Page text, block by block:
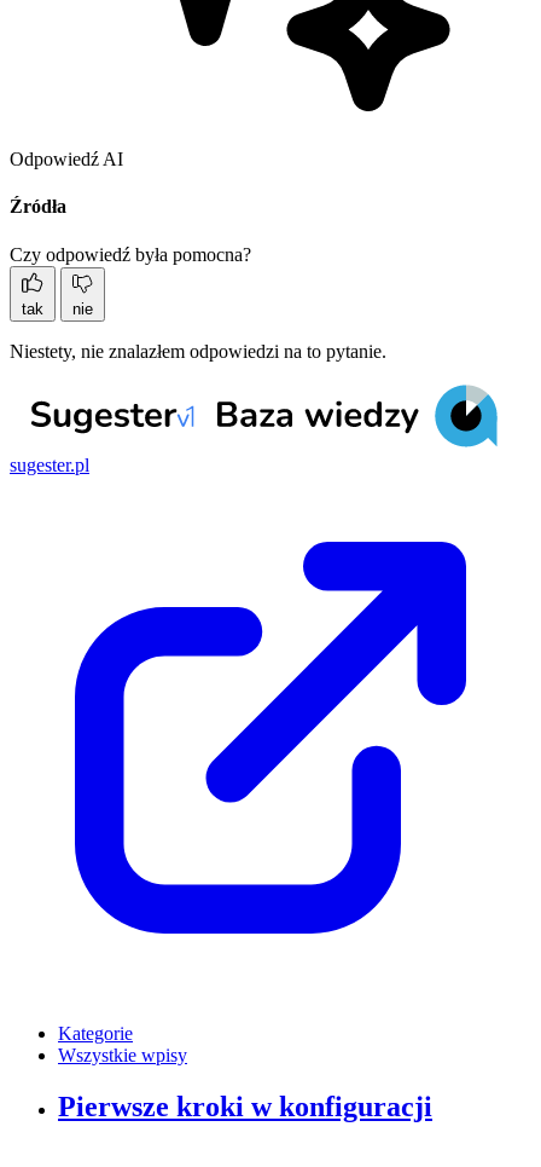
Odpowiedź AI
Źródła
Czy odpowiedź była pomocna?
tak nie
Niestety, nie znalazłem odpowiedzi na to pytanie.
sugester.pl
Kategorie
Wszystkie wpisy
Pierwsze kroki w konfiguracji